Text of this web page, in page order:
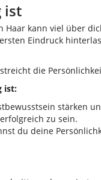
ist
kann viel über
Eindruck
die
ist:
stärken
zu sein.
du deine